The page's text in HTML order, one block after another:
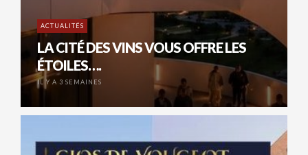
ACTUALITÉS
LA CITÉ DES VINS VOUS OFFRE LES
ÉTOILES….
IL Y A 3 SEMAINES